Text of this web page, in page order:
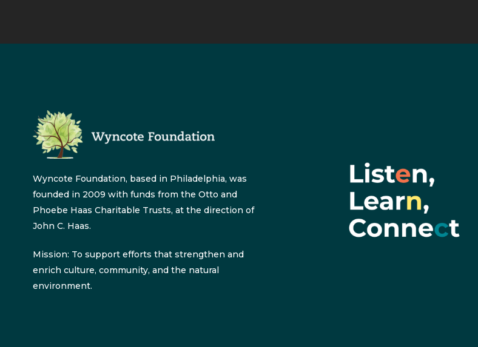
Wyncote Foundation, based in Philadelphia, was
founded in 2009 with funds from the Otto and
Phoebe Haas Charitable Trusts, at the direction of
John C. Haas.
Mission: To support efforts that strengthen and
enrich culture, community, and the natural
environment.